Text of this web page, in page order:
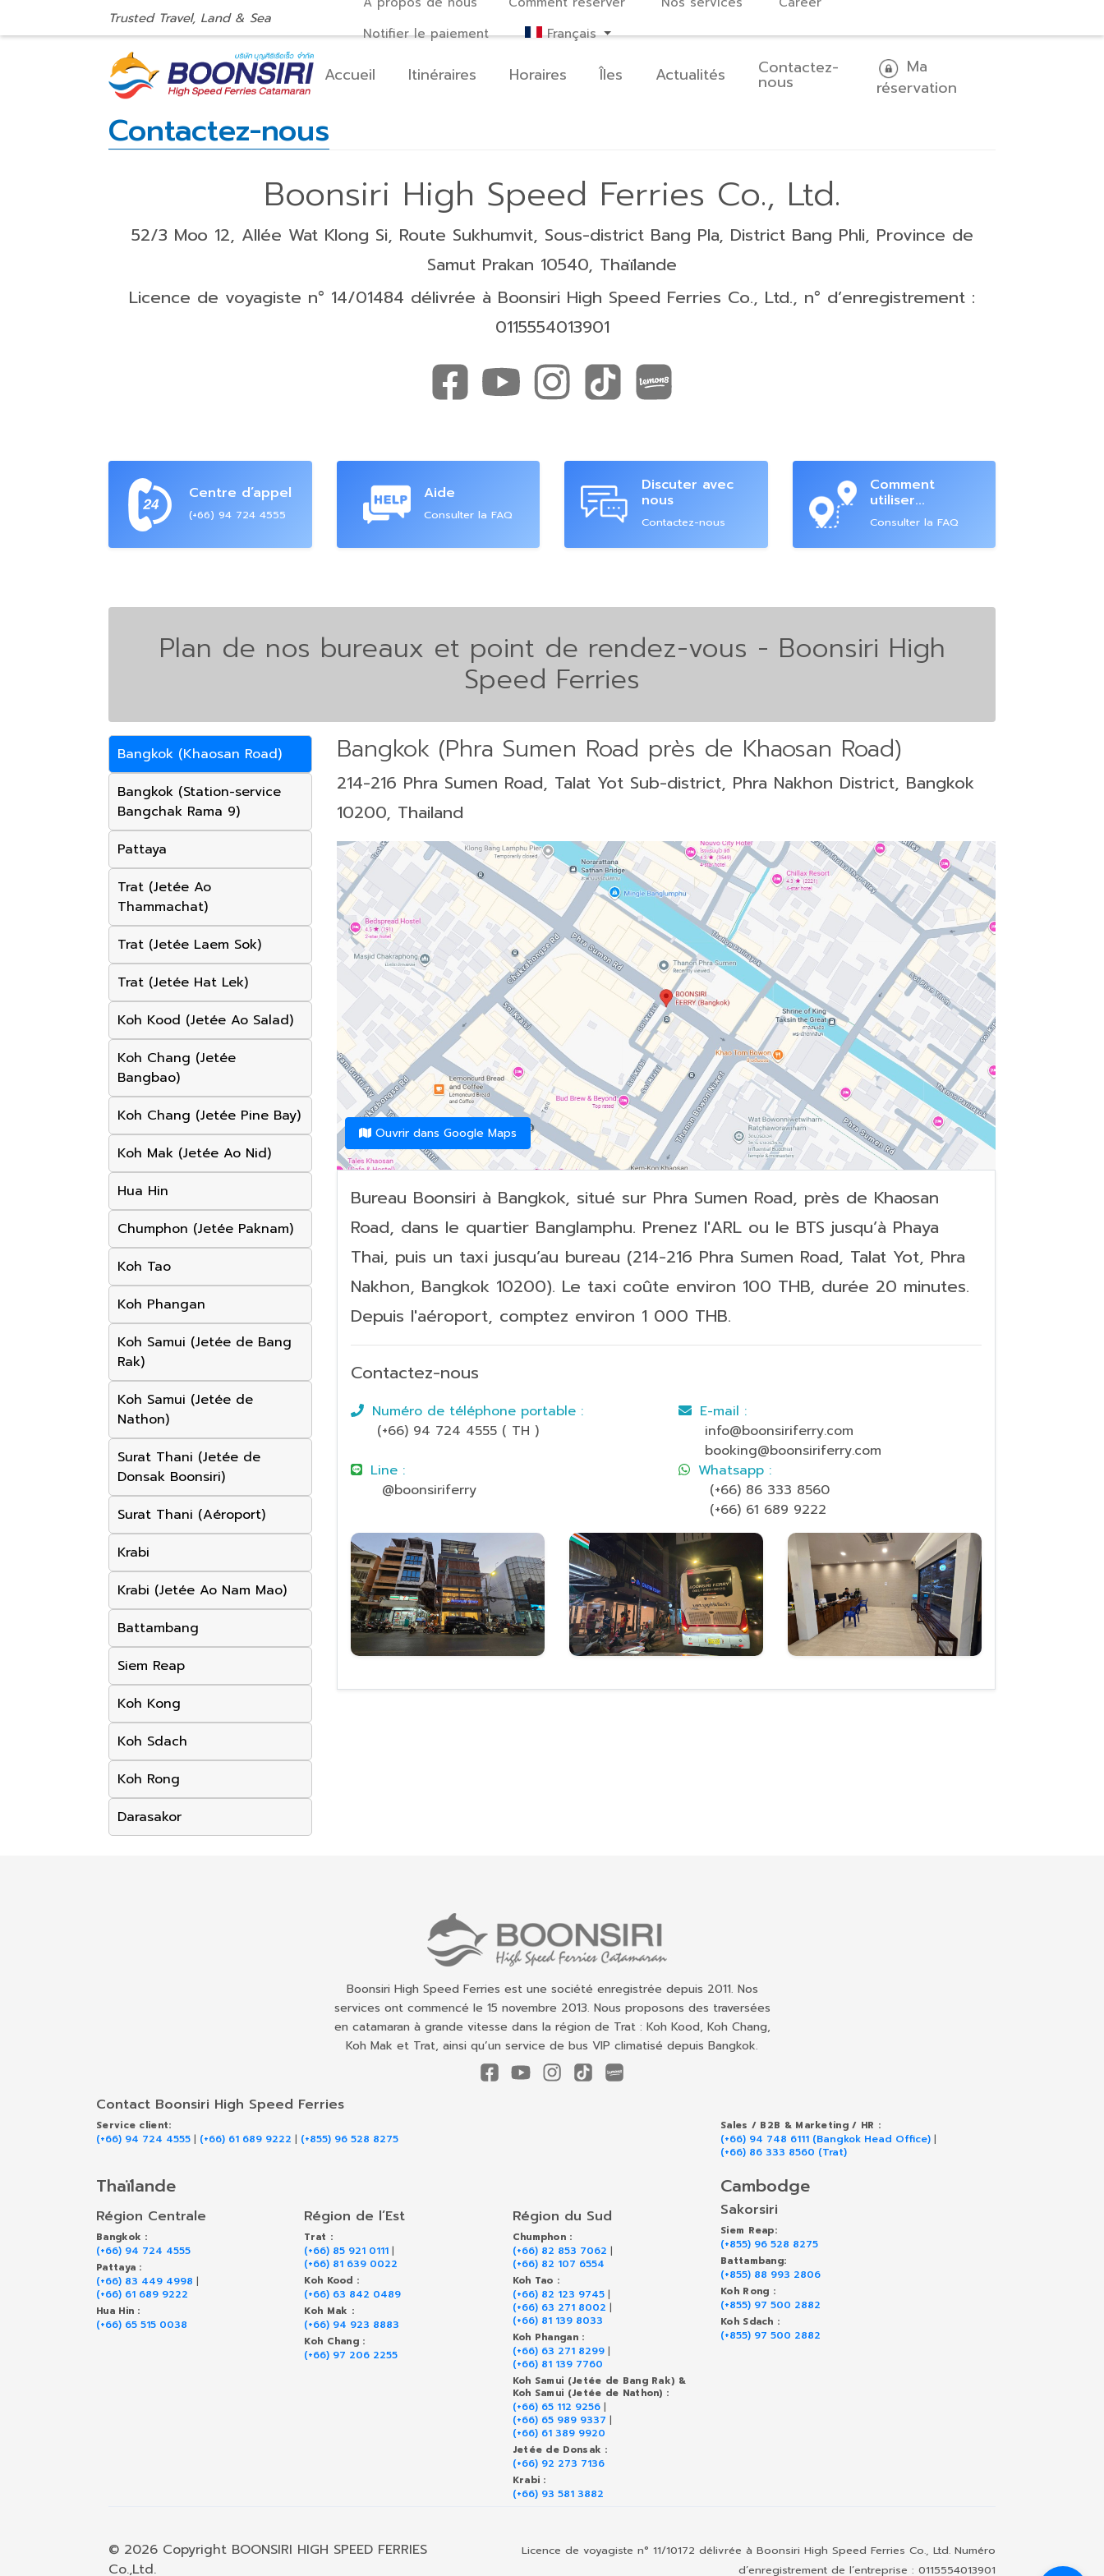
Trusted Travel, Land & Sea
Notifier le paiement
Français
Accueil Itinéraires Horaires Îles Actualités Contactez-
nous
Ma
réservation
Contactez-nous
Boonsiri High Speed Ferries Co., Ltd.
52/3 Moo 12, Allée Wat Klong Si, Route Sukhumvit, Sous-district Bang Pla, District Bang Phli, Province de
Samut Prakan 10540, Thaïlande
Licence de voyagiste n° 14/01484 délivrée à Boonsiri High Speed Ferries Co., Ltd., n° d’enregistrement :
0115554013901
Centre d’appel
(+66) 94 724 4555
Aide
Consulter la FAQ
Discuter avec
nous
Contactez-nous
Comment
utiliser...
Consulter la FAQ
Plan de nos bureaux et point de rendez-vous - Boonsiri High
Speed Ferries
Bangkok (Khaosan Road)
Bangkok (Station-service
Bangchak Rama 9)
Pattaya
Trat (Jetée Ao
Thammachat)
Trat (Jetée Laem Sok)
Trat (Jetée Hat Lek)
Koh Kood (Jetée Ao Salad)
Koh Chang (Jetée
Bangbao)
Koh Chang (Jetée Pine Bay)
Koh Mak (Jetée Ao Nid)
Hua Hin
Chumphon (Jetée Paknam)
Koh Tao
Koh Phangan
Koh Samui (Jetée de Bang
Rak)
Koh Samui (Jetée de
Nathon)
Surat Thani (Jetée de
Donsak Boonsiri)
Surat Thani (Aéroport)
Krabi
Krabi (Jetée Ao Nam Mao)
Battambang
Siem Reap
Koh Kong
Koh Sdach
Koh Rong
Darasakor
Bangkok (Phra Sumen Road près de Khaosan Road)
214-216 Phra Sumen Road, Talat Yot Sub-district, Phra Nakhon District, Bangkok
10200, Thailand
Ouvrir dans Google Maps
Bureau Boonsiri à Bangkok, situé sur Phra Sumen Road, près de Khaosan
Road, dans le quartier Banglamphu. Prenez l'ARL ou le BTS jusqu’à Phaya
Thai, puis un taxi jusqu’au bureau (214-216 Phra Sumen Road, Talat Yot, Phra
Nakhon, Bangkok 10200). Le taxi coûte environ 100 THB, durée 20 minutes.
Depuis l'aéroport, comptez environ 1 000 THB.
Contactez-nous
Numéro de téléphone portable :
(+66) 94 724 4555 ( TH )
E-mail :
info@boonsiriferry.com
booking@boonsiriferry.com
Line :
@boonsiriferry
Whatsapp :
(+66) 86 333 8560
(+66) 61 689 9222
Boonsiri High Speed Ferries est une société enregistrée depuis 2011. Nos
services ont commencé le 15 novembre 2013. Nous proposons des traversées
en catamaran à grande vitesse dans la région de Trat : Koh Kood, Koh Chang,
Koh Mak et Trat, ainsi qu’un service de bus VIP climatisé depuis Bangkok.
Contact Boonsiri High Speed Ferries
Service client:
(+66) 94 724 4555 | (+66) 61 689 9222 | (+855) 96 528 8275
Sales / B2B & Marketing / HR :
(+66) 94 748 6111 (Bangkok Head Office) |
(+66) 86 333 8560 (Trat)
Thaïlande
Région Centrale
Bangkok :
(+66) 94 724 4555
Pattaya :
(+66) 83 449 4998 |
(+66) 61 689 9222
Hua Hin :
(+66) 65 515 0038
Région de l’Est
Trat :
(+66) 85 921 0111 |
(+66) 81 639 0022
Koh Kood :
(+66) 63 842 0489
Koh Mak :
(+66) 94 923 8883
Koh Chang :
(+66) 97 206 2255
Région du Sud
Chumphon :
(+66) 82 853 7062 |
(+66) 82 107 6554
Koh Tao :
(+66) 82 123 9745|
(+66) 63 271 8002 |
(+66) 81 139 8033
Koh Phangan :
(+66) 63 271 8299|
(+66) 81 139 7760
Koh Samui (Jetée de Bang Rak) &
Koh Samui (Jetée de Nathon) :
(+66) 65 112 9256|
(+66) 65 989 9337 |
(+66) 61 389 9920
Jetée de Donsak :
(+66) 92 273 7136
Krabi :
(+66) 93 581 3882
Cambodge
Sakorsiri
Siem Reap:
(+855) 96 528 8275
Battambang:
(+855) 88 993 2806
Koh Rong :
(+855) 97 500 2882
Koh Sdach :
(+855) 97 500 2882
© 2026 Copyright BOONSIRI HIGH SPEED FERRIES
Co.,Ltd.
Licence de voyagiste n° 11/10172 délivrée à Boonsiri High Speed Ferries Co., Ltd. Numéro
d’enregistrement de l’entreprise : 0115554013901